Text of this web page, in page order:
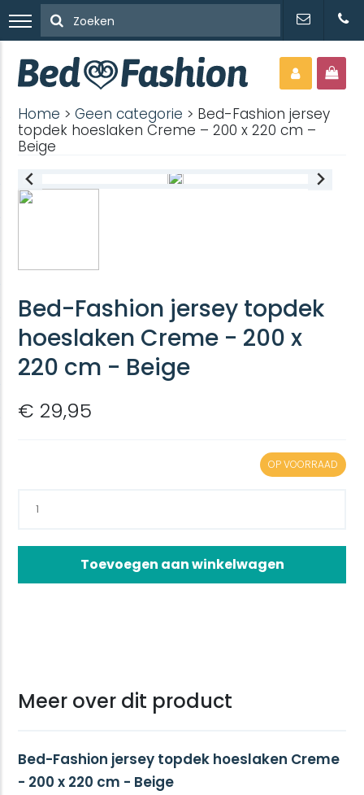
Home >Geen categorie > Bed-Fashion jersey
topdek hoeslaken Creme – 200 x 220 cm –
Beige
Bed-Fashion jersey topdek
hoeslaken Creme - 200 x
220 cm - Beige
€ 29,95
OP VOORRAAD
Toevoegen aan winkelwagen
Meer over dit product
Bed-Fashion jersey topdek hoeslaken Creme
- 200 x 220 cm - Beige